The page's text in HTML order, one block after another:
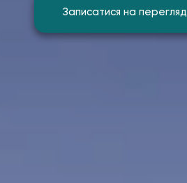
Записатися на перегляд